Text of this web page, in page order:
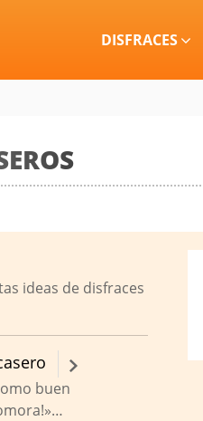
DISFRACES
ideas de disfraces
buen